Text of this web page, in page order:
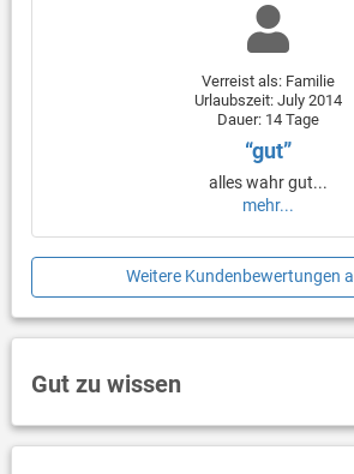
Verreist als: Familie
Urlaubszeit: July 2014
Dauer: 14 Tage
“gut”
alles wahr gut...
mehr...
Weitere Kundenbewertungen
Gut zu wissen